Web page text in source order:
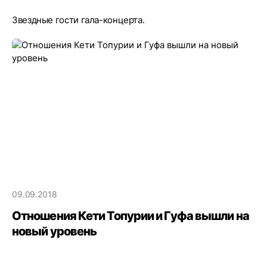
Звездные гости гала-концерта.
09.09.2018
Отношения Кети Топурии и Гуфа вышли на
новый уровень